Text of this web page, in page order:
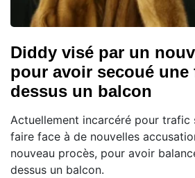
Diddy visé par un
pour avoir secoué une
dessus un balcon
Actuellement incarcéré pour trafic
faire face à de nouvelles
nouveau procès, pour avoir
dessus un balcon.